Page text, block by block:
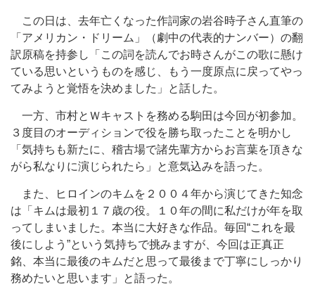
この日は、去年亡くなった作詞家の岩谷時子さん直筆の
「アメリカン・ドリーム」（劇中の代表的ナンバー）の翻
訳原稿を持参し「この詞を読んでお時さんがこの歌に懸け
ている思いというものを感じ、もう一度原点に戻ってやっ
てみようと覚悟を決めました」と話した。
一方、市村とＷキャストを務める駒田は今回が初参加。
３度目のオーディションで役を勝ち取ったことを明かし
「気持ちも新たに、稽古場で諸先輩方からお言葉を頂きな
がら私なりに演じられたら」と意気込みを語った。
また、ヒロインのキムを２００４年から演じてきた知念
は「キムは最初１７歳の役。１０年の間に私だけが年を取
ってしまいました。本当に大好きな作品。毎回“これを最
後にしよう”という気持ちで挑みますが、今回は正真正
銘、本当に最後のキムだと思って最後まで丁寧にしっかり
務めたいと思います」と語った。